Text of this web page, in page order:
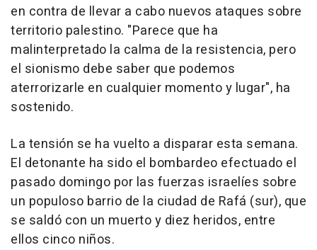
en contra de llevar a cabo nuevos ataques sobre
territorio palestino. "Parece que ha
malinterpretado la calma de la resistencia, pero
el sionismo debe saber que podemos
aterrorizarle en cualquier momento y lugar", ha
sostenido.
La tensión se ha vuelto a disparar esta semana.
El detonante ha sido el bombardeo efectuado el
pasado domingo por las fuerzas israelíes sobre
un populoso barrio de la ciudad de Rafá (sur), que
se saldó con un muerto y diez heridos, entre
ellos cinco niños.